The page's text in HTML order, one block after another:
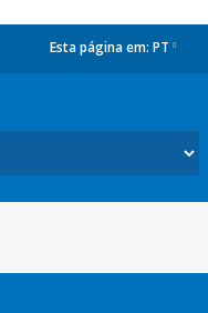
Esta página em: PT